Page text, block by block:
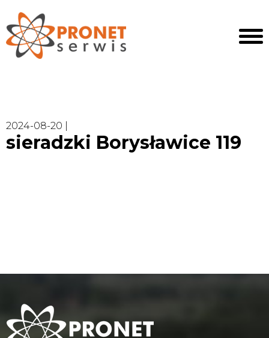
2024-08-20 |
sieradzki Borysławice 119